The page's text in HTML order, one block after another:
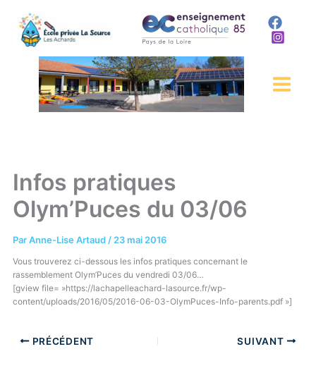
contenu
Infos pratiques
Olym’Puces du 03/06
ParAnne-Lise Artaud / 23 mai 2016
Vous trouverez ci-dessous les infos pratiques concernant le
rassemblement Olym’Puces du vendredi 03/06…
[gview file= »https://lachapelleachard-lasource.fr/wp-
content/uploads/2016/05/2016-06-03-OlymPuces-Info-parents.pdf »]
PRÉCÉDENT SUIVANT